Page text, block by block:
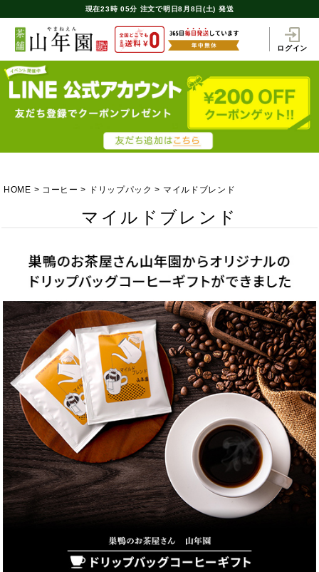
現在23時 05分 注文で明日8月8日(土) 発送
ログイン
HOME コーヒー ドリップパック マイルドブレンド
マイルドブレンド